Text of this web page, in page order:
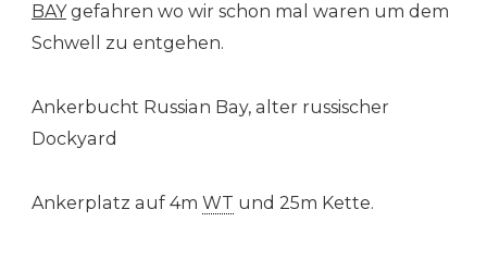
BAYgefahren wo wir schon mal waren um dem
Schwell zu entgehen.
Ankerbucht Russian Bay, alter russischer
Dockyard
Ankerplatz auf 4m WT und 25m Kette.